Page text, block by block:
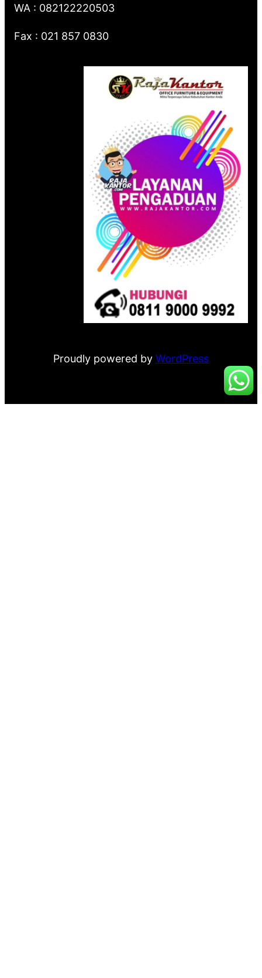
WA : 082122220503
Fax : 021 857 0830
Proudly powered by WordPress